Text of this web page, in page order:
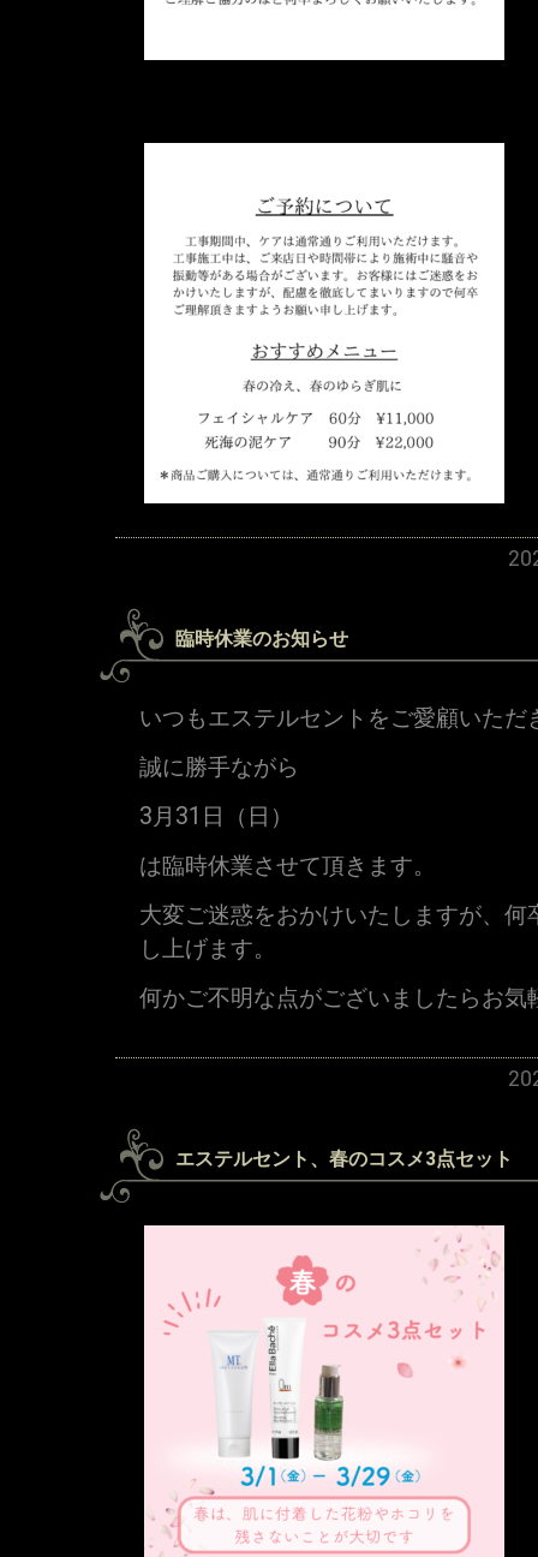
臨時休業のお知らせ
いつもエステルセントをご愛顧いた
誠に勝手ながら
3月31日（日）
は臨時休業させて頂きます。
大変ご迷惑をおかけいたしますが、
し上げます。
何かご不明な点がございましたらお
エステルセント、春のコスメ3点セット